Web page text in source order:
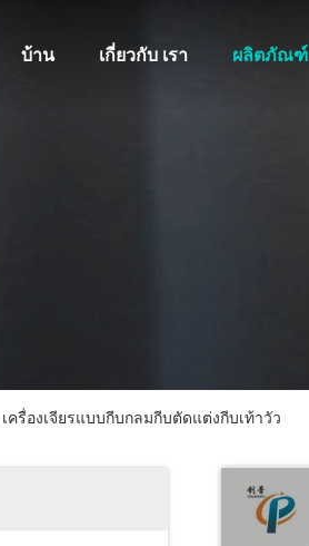
บ้าน เกี่ยวกับ เรา ผลิตภัณฑ์
เครื่องเจียรแบบกีบกลมกีบตัดแต่งกีบเท้าวัว